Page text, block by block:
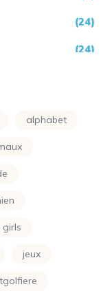
(24)
(24)
alphabet
jeux